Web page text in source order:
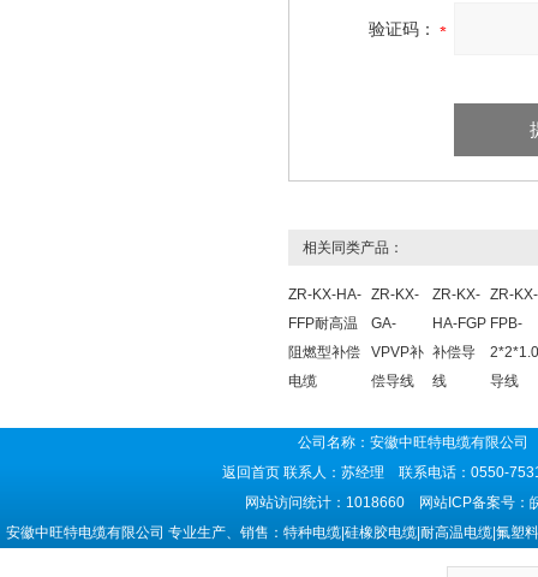
验证码：
相关同类产品：
ZR-KX-HA-
FFP耐高温
阻燃型补偿
电缆
ZR-KX-
GA-
VPVP补
偿导线
ZR-KX-
HA-FGP
补偿导
线
ZR-
FPB-
导线
公司名称：安徽中旺特电缆有限公
返回首页 联系人：苏经理 联系电话：0550-
网站访问统计：1018660 网站ICP备案号：
安徽中旺特电缆有限公司 专业生产、销售：特种电缆|硅橡胶电缆|耐高温电缆|氟